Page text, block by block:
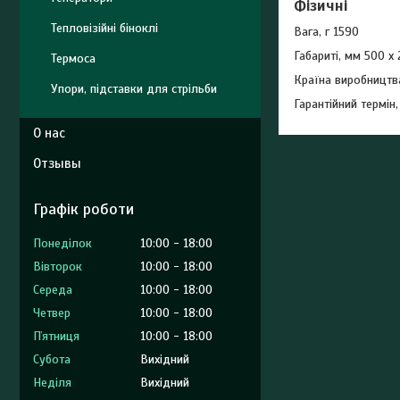
Фізичні
Вага, г 1590
Габариті, мм 500
Країна
Гарантійний
Тепловізійні біноклі
Термоса
Упори, підставки для стрільби
О нас
Отзывы
Графік роботи
Понеділок 10:00
18:00
Вівторок
10:00
18:00
Середа
10:00
18:00
Четвер
10:00
18:00
Пʼятниця
10:00
18:00
Субота
Вихідний
Неділя
Вихідний